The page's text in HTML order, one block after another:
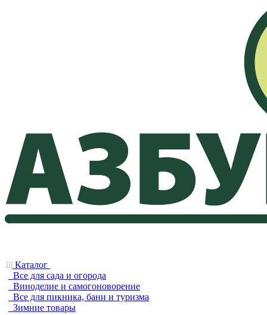
Каталог
Все для сада и огорода
Виноделие и самогоноворение
Все для пикника, бани и туризма
Зимние товары